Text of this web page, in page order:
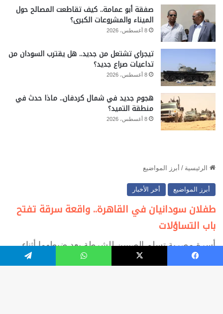
صفقة أبو عمامة.. كيف تقاطعت المصالح حول
الميناء والمشروعات الكبرى؟
8 أغسطس، 2026
تيجراي تشتعل من جديد.. هل يقترب السودان من
تداعيات صراع جديد؟
8 أغسطس، 2026
هجوم جديد في شمال كردفان.. ماذا حدث في
منطقة التميد؟
8 أغسطس، 2026
فيسبوك ‫X واتساب تيلقرام